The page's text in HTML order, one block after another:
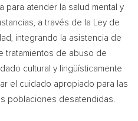
para atender la salud mental y
a través de la Ley de
integrando la asistencia de
tratamientos de abuso de
cultural y lingüísticamente
el cuidado apropiado para las
poblaciones desatendidas.